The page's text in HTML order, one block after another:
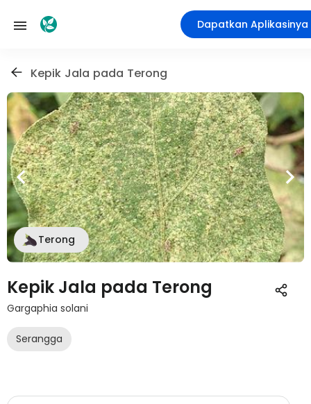
Dapatkan Aplikasinya
Kepik Jala pada Terong
Terong
Kepik Jala pada Terong
Gargaphia solani
Serangga